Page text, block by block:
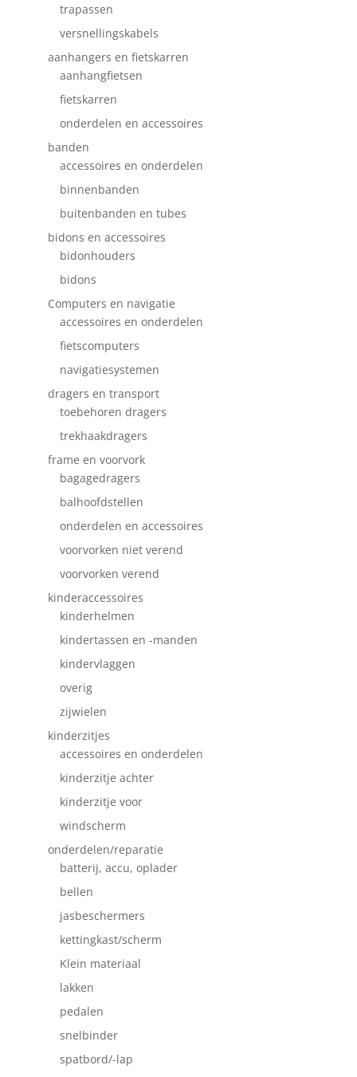
trapassen
versnellingskabels
aanhangers en fietskarren
aanhangfietsen
fietskarren
onderdelen en accessoires
banden
accessoires en onderdelen
binnenbanden
buitenbanden en tubes
bidons en accessoires
bidonhouders
bidons
Computers en navigatie
accessoires en onderdelen
fietscomputers
navigatiesystemen
dragers en transport
toebehoren dragers
trekhaakdragers
frame en voorvork
bagagedragers
balhoofdstellen
onderdelen en accessoires
voorvorken niet verend
voorvorken verend
kinderaccessoires
kinderhelmen
kindertassen en -manden
kindervlaggen
overig
zijwielen
kinderzitjes
accessoires en onderdelen
kinderzitje achter
kinderzitje voor
windscherm
onderdelen/reparatie
batterij, accu, oplader
bellen
jasbeschermers
kettingkast/scherm
Klein materiaal
lakken
pedalen
snelbinder
spatbord/-lap